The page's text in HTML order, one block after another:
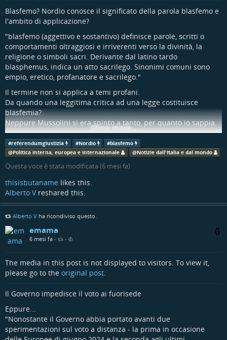
femminile a squadre.
una volta la qualità del proprio settore tecnico e l'affiatamento
delle proprie atlete.
Blasfemo? Nordio conosce il significato della parola blasfemo e
l'ambito di applicazione?
"blasfemo (aggettivo e sostantivo) definisce parole, scritti o
comportamenti oltraggiosi e irriverenti verso la divinità, la
religione o simboli sacri. Derivante dal latino tardo
blasphemus, indica un atto sacrilego. Sinonimi comuni sono
empio, eretico, profanatore e sacrilego."
Il termine non si applica a temi profani.
Da quando una leggitima critica ad una legge costituisce
blasfemia?
Neppure Mussolini si era spinto a tanto, per quanto io sappia.
#Nordio#blasfemo#ReferendumGiustizia
@news
@ politica
ansa.it/sito/notizie/cronaca/2…
Nordio: "Blasfemo dire che la riforma mini
l'indipendenza delle toghe" - Notizie - Ansa.it
Il primo presidente della Cassazione: 'L'indipendenza delle toghe resti
caposaldo del sistema'. Presente Mattarella. Pinelli (Csm): 'La
Agenzia ANSA
Show more...
#referendumgiustizia #Nordio #blasfemo
@Politica interna, europea e internazionale @Notizie dall'Italia e dal mondo
Questa voce è stata modificata (6 mesi fa)
thisisbutaname likes this.
Alberto Vreshared this.
Alberto V ha ricondiviso questo.
emama
6 mesi fa • •
The media in this post is not displayed to visitors. To view it,
please go to the original post
Il Governo impedisce il voto ai fuorisede
Eppure...
"Nonostante il Governo abbia portato avanti due
sperimentazioni sul voto a distanza - la prima in occasione